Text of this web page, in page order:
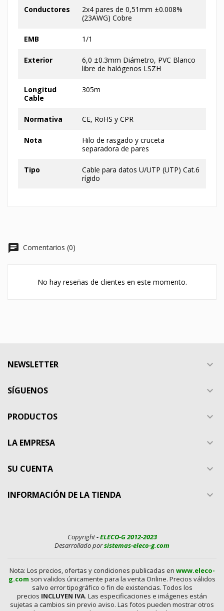
Conductores
2x4 pares de 0,51mm ±0.008%
(23AWG) Cobre
EMB 1/1
Exterior
6,0 ±0.3mm Diámetro, PVC Blanco
libre de halógenos LSZH
Longitud
Cable
305m
Normativa CE, RoHS y CPR
Nota
Hilo de rasgado y cruceta
separadora de pares
Tipo
Cable para datos U/UTP (UTP) Cat.6
rígido
chat Comentarios (0)
No hay reseñas de clientes en este momento.
NEWSLETTER 
SÍGUENOS 
PRODUCTOS 
LA EMPRESA 
SU CUENTA 
INFORMACIÓN DE LA TIENDA 
Copyright-ELECO-G 2012-2023
Desarrollado porsistemas-eleco-g.com
Nota: Los precios, ofertas y condiciones publicadas en www.eleco-
g.com son validos únicamente para la venta Online. Precios válidos
salvo error tipográfico o fin de existencias. Todos los
precios INCLUYEN IVA. Las especificaciones e imágenes están
sujetas a cambios sin previo aviso. Las fotos pueden mostrar otros